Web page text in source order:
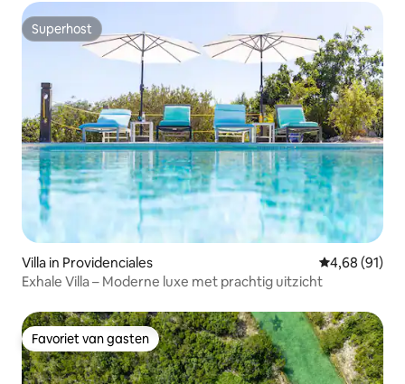
Superhost
Superhost
Villa in Providenciales Gemiddelde
4,68 (91)
Exhale Villa – Moderne luxe met prachtig uitzicht
Favoriet van gasten
Favoriet van gasten